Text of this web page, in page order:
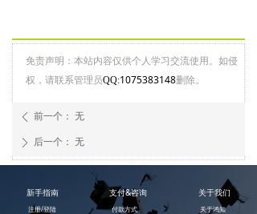
免责声明：本站内容仅供个人学习交流使用。如侵
权，请联系管理员QQ:1075383148删除。
ꄴ 前一个： 无
ꄲ 后一个： 无
新手指南 支付&咨询 关于我们
注册/登陆
付款方式
关于鸿知